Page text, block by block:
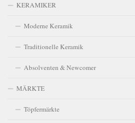
KERAMIKER
Moderne Keramik
Traditionelle Keramik
Absolventen & Newcomer
MÄRKTE
Töpfermärkte